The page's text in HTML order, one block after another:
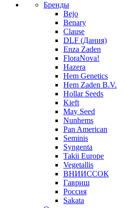
Бренды
Bejo
Benary
Clause
DLF (Дания)
Enza Zaden
FloraNova!
Hazera
Hem Genetics
Hem Zaden B.V.
Hollar Seeds
Kieft
May Seed
Nunhems
Pan American
Seminis
Syngenta
Takii Europe
Vegetallis
ВНИИССОК
Гавриш
Россия
Sakata